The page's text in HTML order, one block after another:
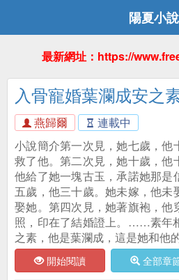
陽夏小說
最新網址：https://
入骨寵婚葉瀾成安之
燕歸爾
連載中
小說簡介第一次見，她七歲，他
救了他。第二次見，她十歲，他
他給了她一塊古玉，承諾她那是
五歲，他三十歲。她未嫁，他未
娶她。第四次見，她著旗袍，他
照，印在了結婚證上。……素年
之素，他是葉瀾成，這是她和他的
開始閱讀 全部章